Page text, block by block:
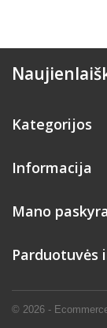
Kategorijos
Informacija
© 2026 -
Mano
Parduotuvės